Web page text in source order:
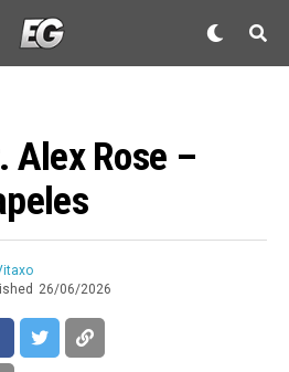
Alex Rose –
26/06/2026